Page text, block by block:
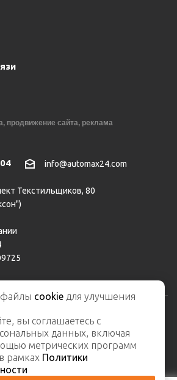
продвижение сайта, реклама
info@automax24.com
Текстильщиков, 80
– интернет-магазин автозапчастей и
автосервис
Карта сайта
cookie для улучшения
вы соглашаетесь с
данных, включая
метрических программ
рамках Политики